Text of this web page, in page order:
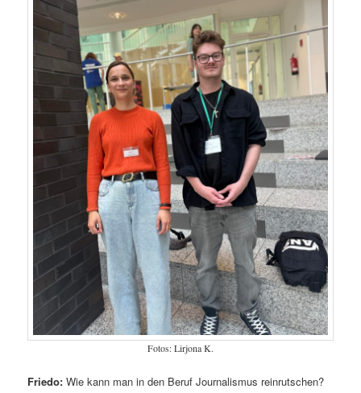
Fotos: Lirjona K.
Friedo: Wie kann man in den Beruf Journalismus reinrutschen?